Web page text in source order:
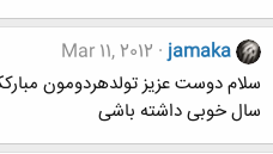
jamaka
Mar 11, 2012
سلام دوست عزیز تولدهردومون
سال خوبی داشته باشی